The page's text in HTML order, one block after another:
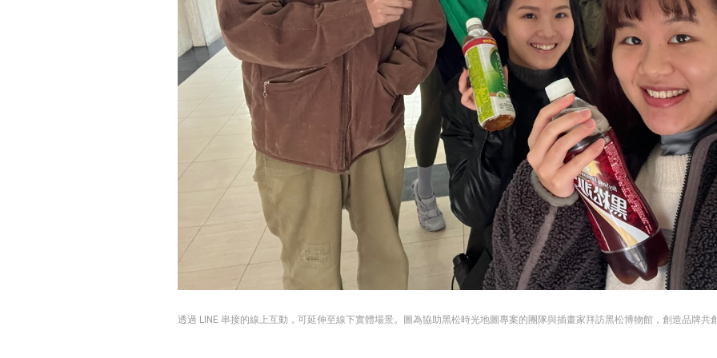
透過 LINE 串接的線上互動，可延伸至線下實體場景。圖為協助黑松時光地圖專案的團隊與插畫家拜訪黑松博物館，創造品牌共